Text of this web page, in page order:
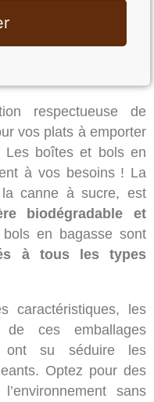
respectueuse de
vos plats à emporter
boîtes et bols en
à vos besoins ! La
canne à sucre, est
biodégradable et
en bagasse sont
à tous les types
caractéristiques, les
ces emballages
ont su séduire les
Optez pour des
sans